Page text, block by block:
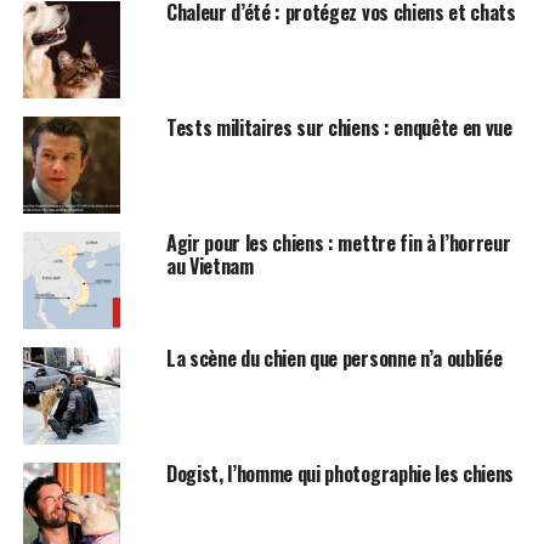
des maladies augmente considérablement. Les chiens
contractent bon nombre des mêmes maladies que nous.
Ils partagent notre environnement et disposent d’un
donné un coup de pied à un
chien policier
Toutefois, les chiens vieillissent beaucoup plus
rapidement que les humains. Par conséquent, ce que les
chercheurs apprennent sur la manière dont la biologie
et l’environnement des chiens influencent le
vieillissement peut apporter des éclaircissements sur le
rôle de ces facteurs dans le vieillissement humain.
Chaleur d’été : protégez vos chiens et chats
Tests militaires sur chiens : enquête en vue
Agir pour les chiens : mettre fin à l’horreur
au Vietnam
La scène du chien que personne n’a oubliée
Dogist, l’homme qui photographie les chiens